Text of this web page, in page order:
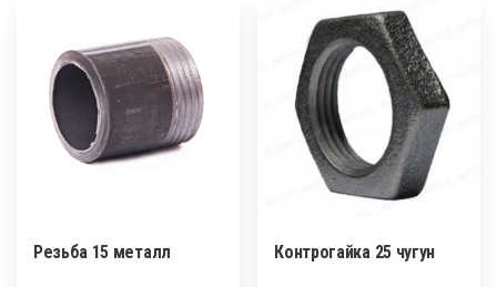
Резьба 15 металл Контрогайка 25 чугун